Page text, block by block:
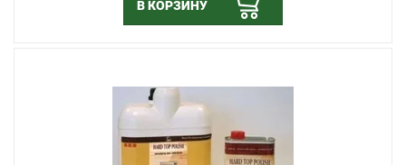
В КОРЗИНУ